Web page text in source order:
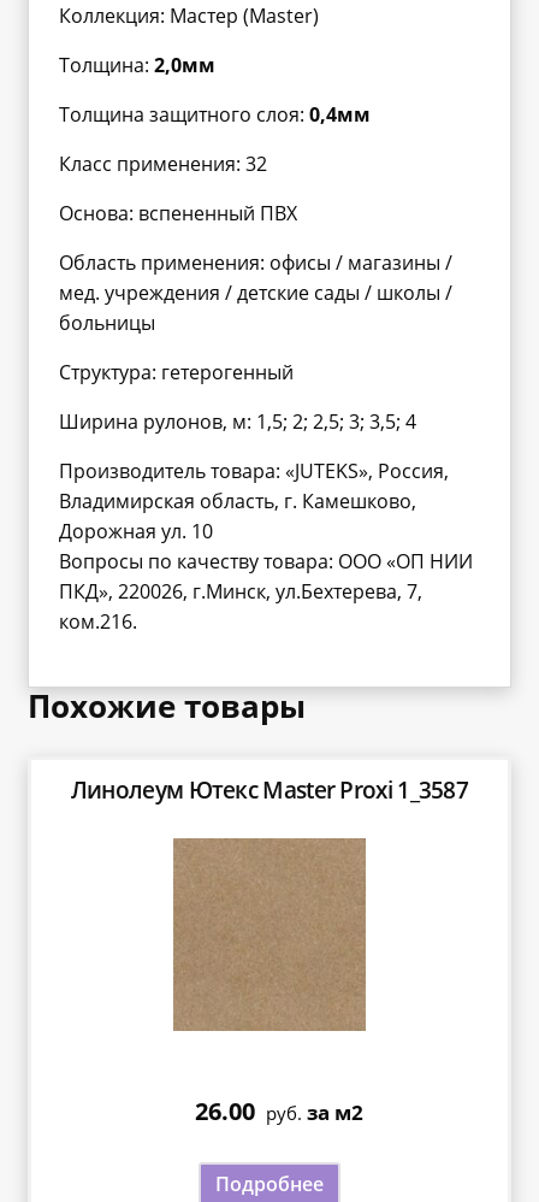
Коллекция: Мастер (Master)
Толщина: 2,0мм
Толщина защитного слоя: 0,4мм
Класс применения: 32
Основа: вспененный ПВХ
Область применения: офисы / магазины /
мед. учреждения / детские сады / школы /
больницы
Структура: гетерогенный
Ширина рулонов, м: 1,5; 2; 2,5; 3; 3,5; 4
Производитель товара: «JUTEKS», Россия,
Владимирская область, г. Камешково,
Дорожная ул. 10
Вопросы по качеству товара: ООО «ОП НИИ
ПКД», 220026, г.Минск, ул.Бехтерева, 7,
ком.216.
Похожие товары
Линолеум Ютекс Master Proxi 1_3587
26.00 руб. за м2
Подробнее